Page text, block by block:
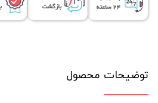
توضیحات محصول